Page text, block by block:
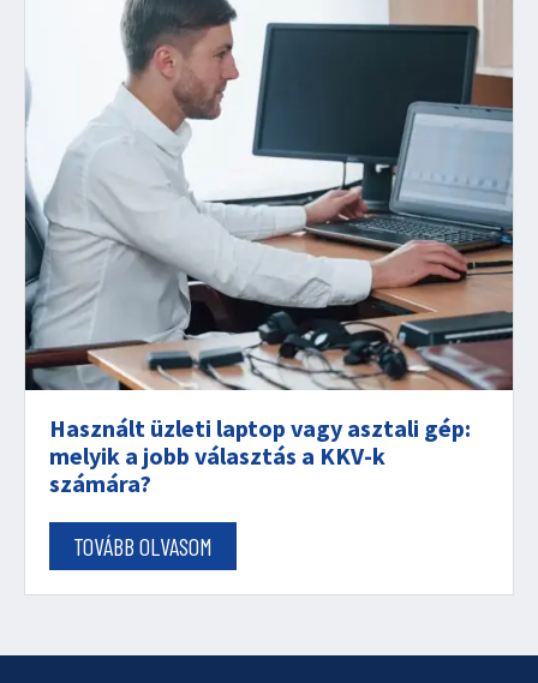
Használt üzleti laptop vagy asztali gép:
melyik a jobb választás a KKV-k
számára?
TOVÁBB OLVASOM